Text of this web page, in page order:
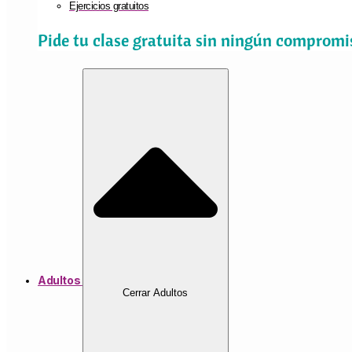
Ejercicios gratuitos
Pide tu clase gratuita sin ningún
Adultos
Cerrar Adultos